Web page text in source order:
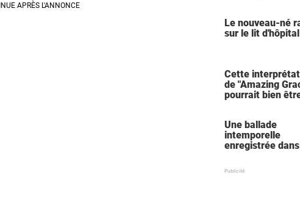
Le nouveau-né
sur le lit d'hôpital
Cette
de "Amazing
pourrait bien
Une ballade
intemporelle
enregistrée
tous les temps